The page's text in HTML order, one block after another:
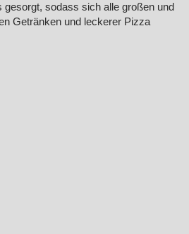
gesorgt, sodass sich alle großen und
Getränken und leckerer Pizza